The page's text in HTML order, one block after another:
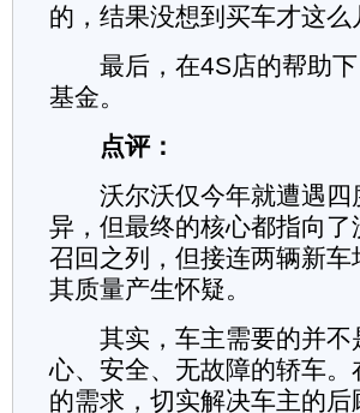
的，结果没想到买车才这
最后，在4S店的帮助下
基金。
点评：
沃尔沃仅今年就遭遇四
异，但最终的核心都指向
召回之列，但接连两辆新
其质量产生怀疑。
其实，车主需要的并不
心、安全、无故障的轿车
的需求，切实解决车主的后